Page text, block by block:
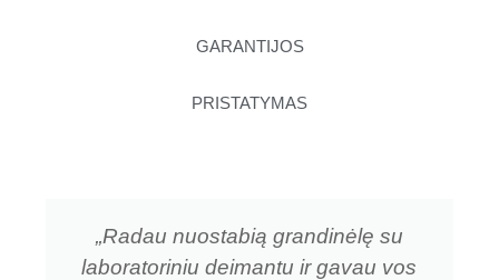
GARANTIJOS
PRISTATYMAS
„Radau nuostabią grandinėlę su
laboratoriniu deimantu ir gavau vos